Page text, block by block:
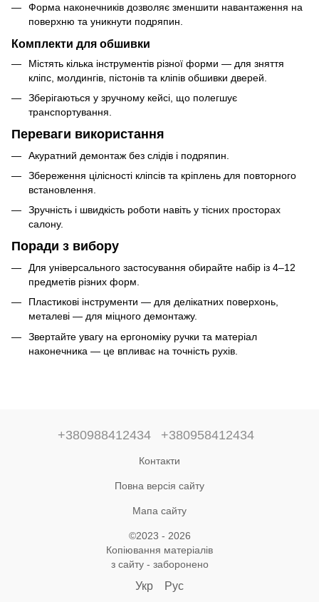
Форма наконечників дозволяє зменшити навантаження на
поверхню та уникнути подряпин.
Комплекти для обшивки
Містять кілька інструментів різної форми — для зняття
кліпс, молдингів, пістонів та кліпів обшивки дверей.
Зберігаються у зручному кейсі, що полегшує
транспортування.
Переваги використання
Акуратний демонтаж без слідів і подряпин.
Збереження цілісності кліпсів та кріплень для повторного
встановлення.
Зручність і швидкість роботи навіть у тісних просторах
салону.
Поради з вибору
Для універсального застосування обирайте набір із 4–12
предметів різних форм.
Пластикові інструменти — для делікатних поверхонь,
металеві — для міцного демонтажу.
Звертайте увагу на ергономіку ручки та матеріал
наконечника — це впливає на точність рухів.
+380988412434 +380958412434
Контакти
Повна версія сайту
Мапа сайту
©2023 - 2026
Копіювання матеріалів
з сайту - заборонено
Укр Рус